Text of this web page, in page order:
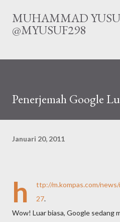
Langsung ke
MUHAMMAD
@MYUSUF298
Penerjemah Google
Januari 20, 2011
h
ttp://m.kompas.com/
27.
Wow! Luar biasa, Google sedang